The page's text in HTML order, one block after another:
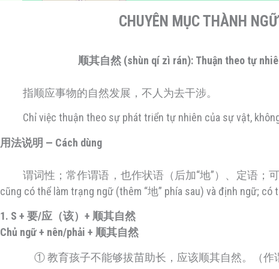
CHUYÊN MỤC THÀNH
顺其自然 (shùn qí zì rán): Thuận theo tự
指顺应事物的自然发展，不人为去干涉。
Chỉ việc thuận theo sự phát triển tự nhiên của sự vật,
用法说明 — Cách dùng
谓词性；常作谓语，也作状语（后加“地”）、定语；
cũng có thể làm trạng ngữ (thêm “地” phía sau) và định ngữ;
1. S + 要/应（该）+ 顺其自然
Chủ ngữ + nên/phải + 顺其自然
① 教育孩子不能够拔苗助长，应该顺其自然。（作